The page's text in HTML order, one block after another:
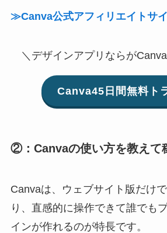
≫Canva公式アフィリエイトサ
＼デザインアプリならが
Canva45日間無料ト
②：Canvaの使い方を教えて
Canvaは、ウェブサイト版だけ
り、直感的に操作できて誰でも
インが作れるのが特長です。